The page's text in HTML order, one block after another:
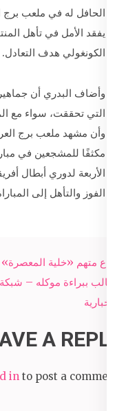
الحافل له في ملعب برج
يفقد الأمل في تأهل
الكونغولي هدف التعادل.
وأضاف البدري أن
التي تحققت، سواء مع
وأن مشهد ملعب برج
مكثفًا للمشجعين في
الأربعة لدوري أبطال
الفوز والتأهل إلى
Post
navigation
دفاع متهم «خلية المعصرة»
يطالب ببراءة موكله –
الاخبارية
A REPLY
in to post a comment.